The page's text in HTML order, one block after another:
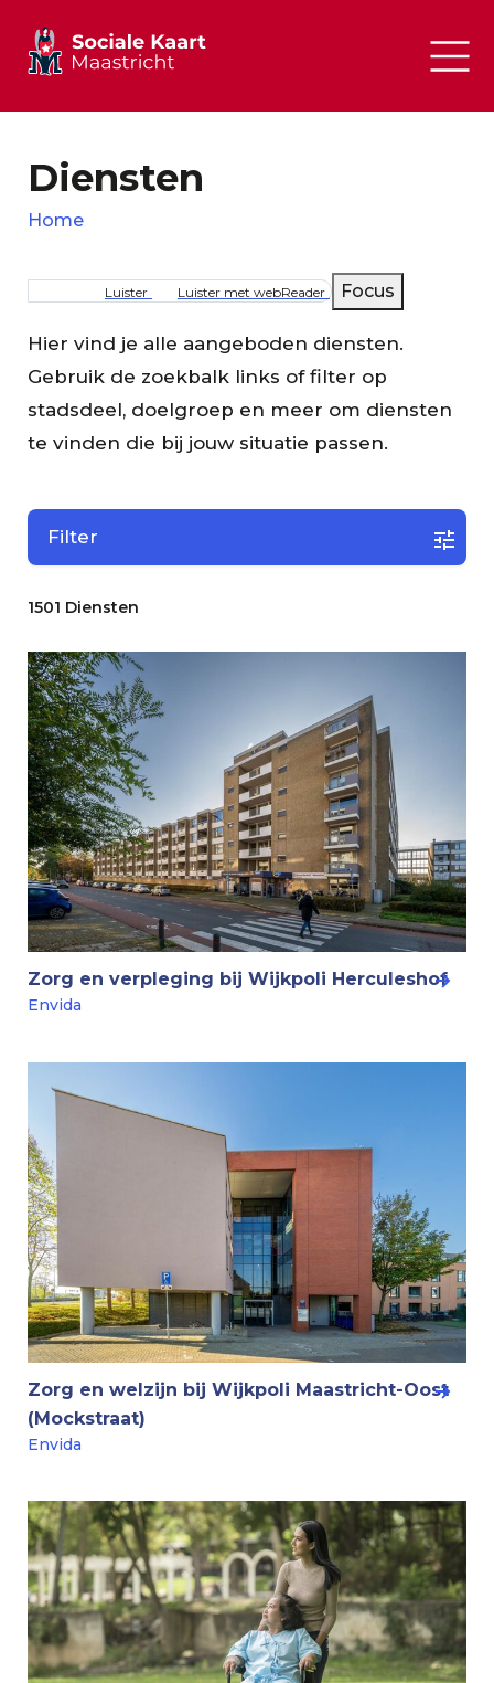
Diensten
Kruimelpad
Home
Luister Luister met webReader Focus
Hier vind je alle aangeboden diensten.
Gebruik de zoekbalk links of filter op
stadsdeel, doelgroep en meer om diensten
te vinden die bij jouw situatie passen.
Filter
1501 Diensten
Zorg en verpleging bij Wijkpoli Herculeshof
Envida
Zorg en welzijn bij Wijkpoli Maastricht-Oost
(Mockstraat)
Envida